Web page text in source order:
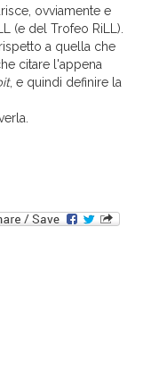
ovviamente e
(e del Trofeo RiLL).
a quella che
citare l'appena
, e quindi definire la